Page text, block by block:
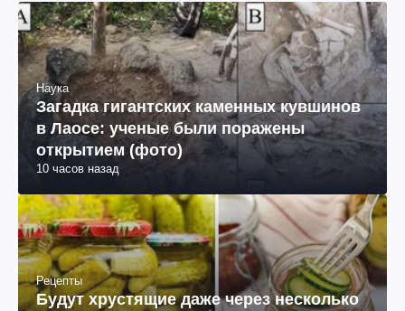
Наука
Загадка гигантских каменных кувшинов
в Лаосе: ученые были поражены
открытием (фото)
10 часов назад
Рецепты
Будут хрустящие даже через несколько